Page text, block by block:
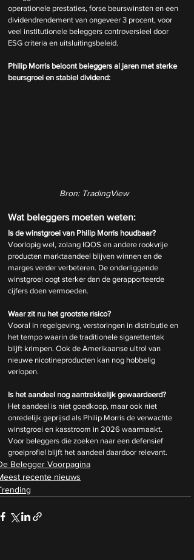
operationele prestaties, forse beurswinsten en een
dividendrendement van ongeveer 3 procent, voor
veel institutionele beleggers controversieel door
ESG criteria en uitsluitingsbeleid.
Philip Morris beloont beleggers al jaren met sterke
beursgroei en stabiel dividend:
Bron: TradingView
Wat beleggers moeten weten:
Is de winstgroei van Philip Morris houdbaar?
Voorlopig wel, zolang IQOS en andere rookvrije
producten marktaandeel blijven winnen en de
marges verder verbeteren. De onderliggende
winstgroei oogt sterker dan de gerapporteerde
cijfers doen vermoeden.
Waar zit nu het grootste risico?
Vooral in regelgeving, verstoringen in distributie en
het tempo waarin de traditionele sigarettentak
blijft krimpen. Ook de Amerikaanse uitrol van
nieuwe nicotineproducten kan nog hobbelig
verlopen.
Is het aandeel nog aantrekkelijk gewaardeerd?
Het aandeel is niet goedkoop, maar ook niet
onredelijk geprijsd als Philip Morris de verwachte
winstgroei en kasstroom in 2026 waarmaakt.
Voor beleggers die zoeken naar een defensief
groeiprofiel blijft het aandeel daardoor relevant.
Belegger Voorpagina
recente nieuws